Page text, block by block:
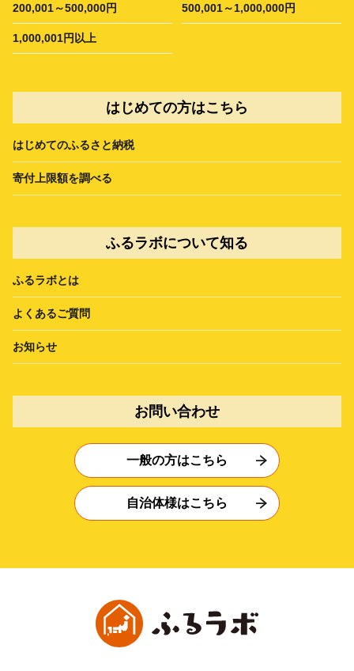
200,001～500,000円 500,001～1,000,000円
1,000,001円以上
はじめての方はこちら
はじめてのふるさと納税
寄付上限額を調べる
ふるラボについて知る
ふるラボとは
よくあるご質問
お知らせ
お問い合わせ
一般の方はこちら
自治体様はこちら